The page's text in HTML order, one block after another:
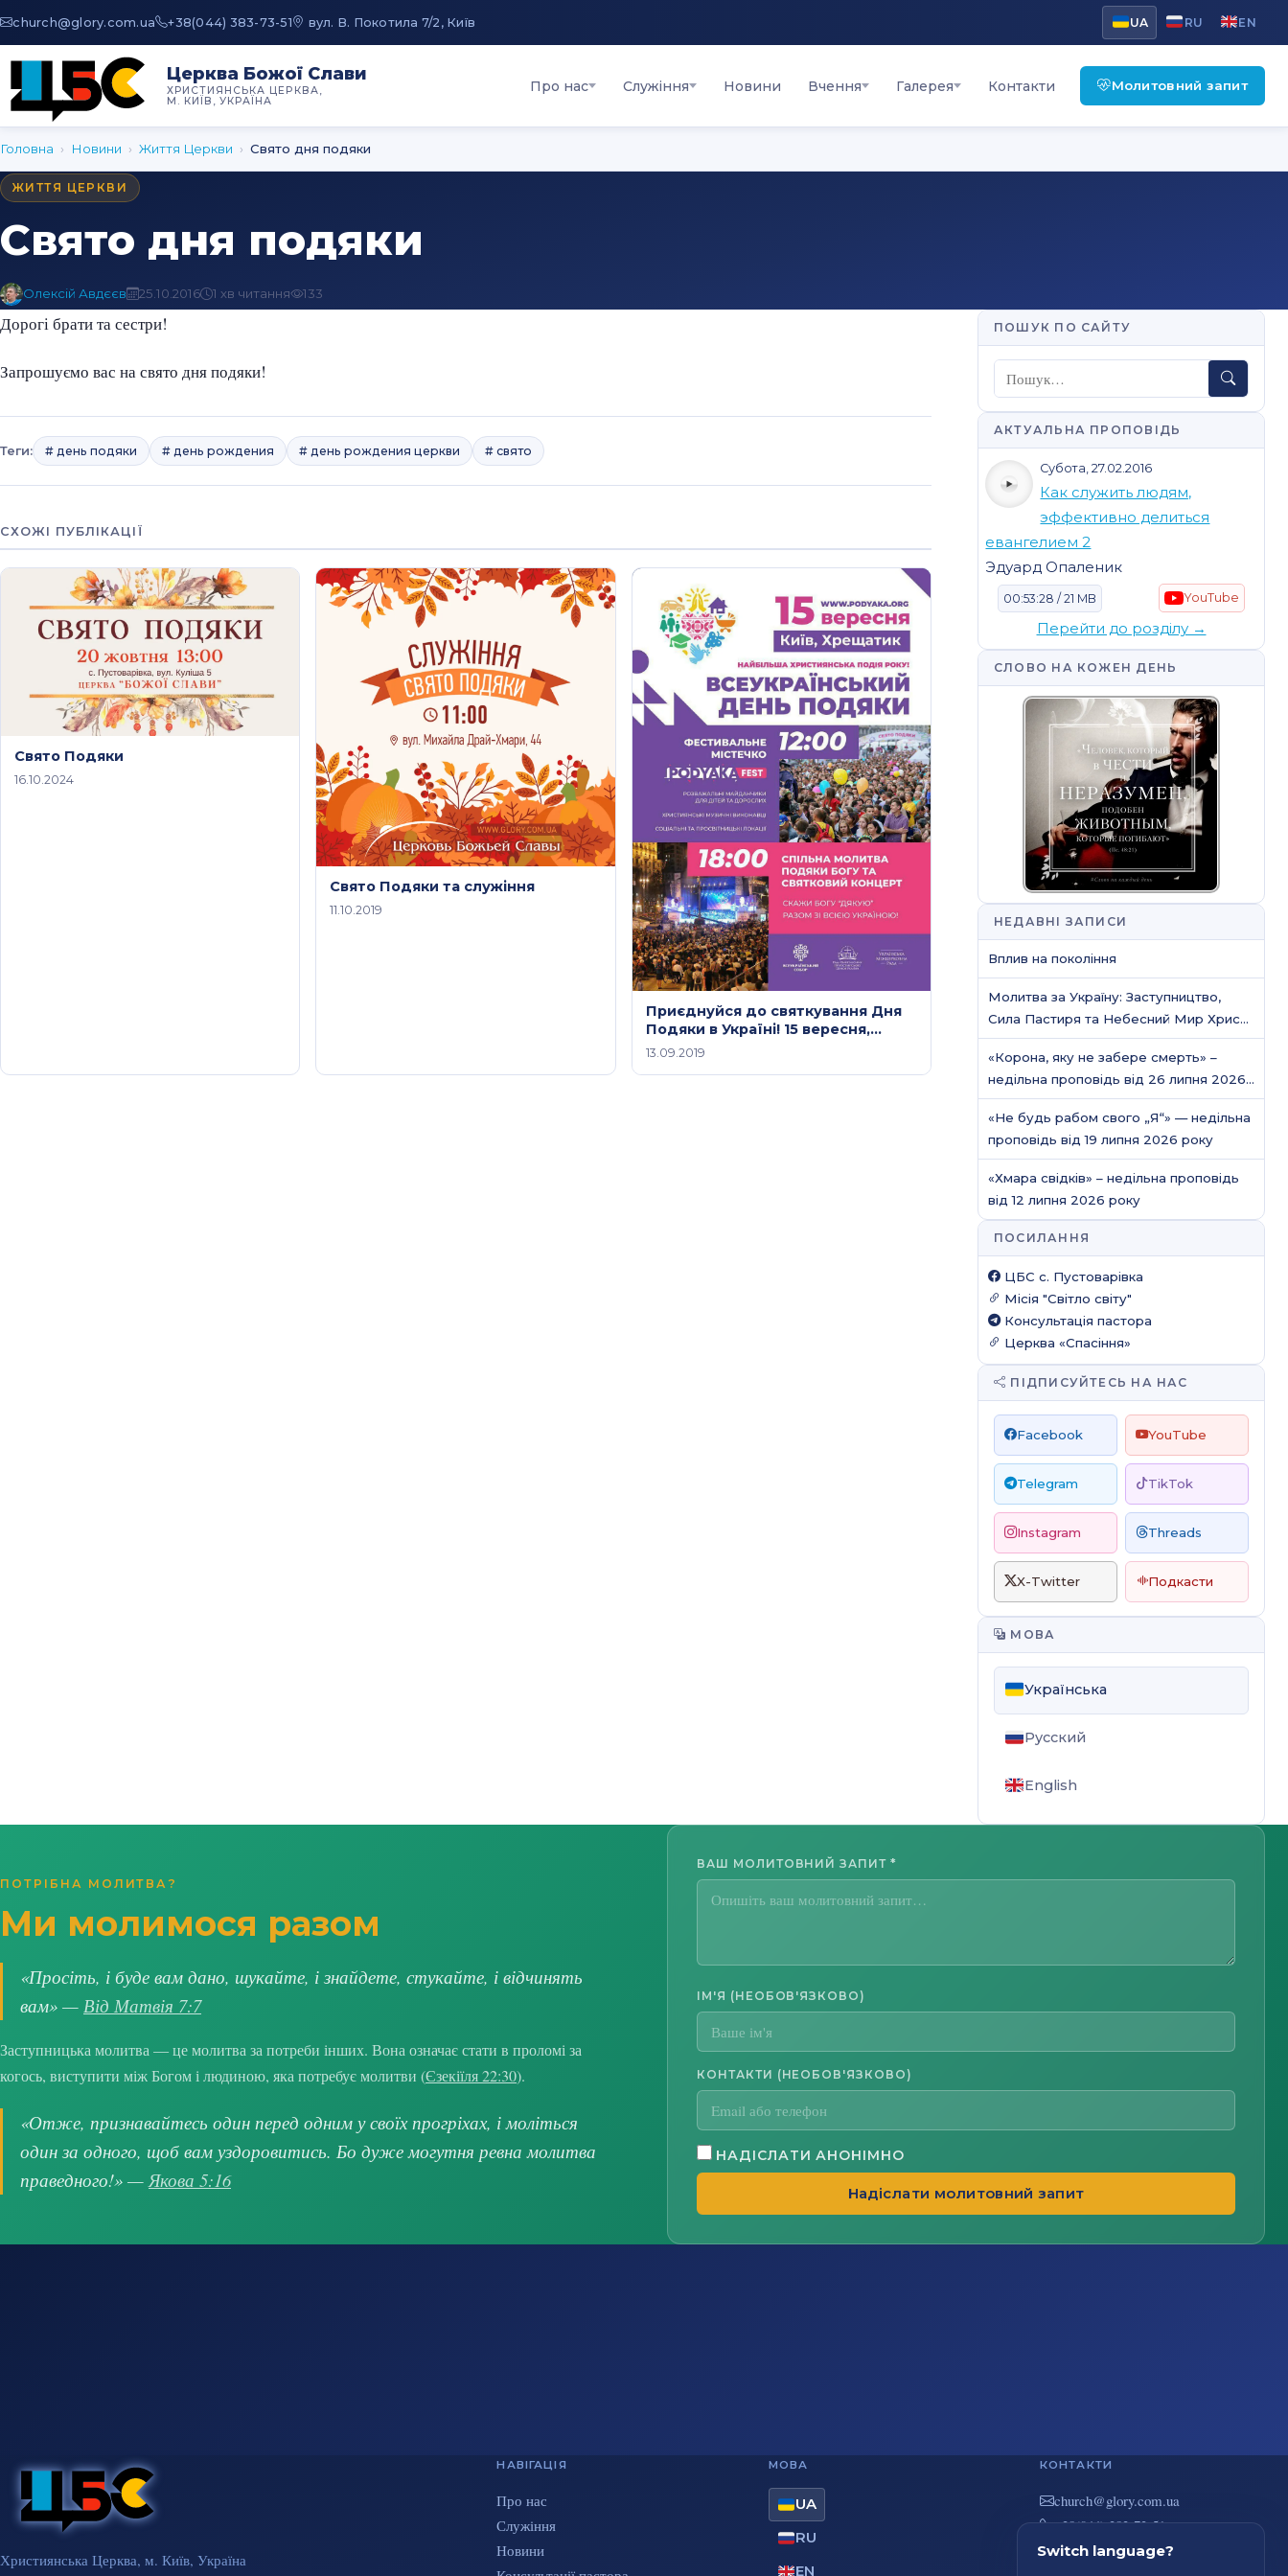
au.moc.yrolg@hcruhc +38(044) 383-73-51 вул. В. Покотила 7/2, Київ UA RU EN
Церква Божої Слави
ХРИСТИЯНСЬКА ЦЕРКВА,
М. КИЇВ, УКРАЇНА
Про нас Служіння Новини Вчення Галерея Контакти Молитовний запит
Головна › Новини › Життя Церкви › Свято дня подяки
ЖИТТЯ ЦЕРКВИ
Свято дня подяки
Олексій Авдєєв 25.10.2016 1 хв читання 133
Дорогі брати та сестри!
Запрошуємо вас на свято дня подяки!
Теги: # день подяки # день рождения # день рождения церкви # свято
СХОЖІ ПУБЛІКАЦІЇ
Свято Подяки
16.10.2024
Свято Подяки та служіння
11.10.2019
Приєднуйся до святкування Дня
Подяки в Україні! 15 вересня,
Хрещатик, Київ
13.09.2019
ПОШУК ПО САЙТУ
Пошук
АКТУАЛЬНА ПРОПОВІДЬ
Субота, 27.02.2016
Как служить людям,
эффективно делиться
евангелием 2
Эдуард Опаленик
00:53:28 / 21 MB YouTube
Перейти до розділу →
СЛОВО НА КОЖЕН ДЕНЬ
НЕДАВНІ ЗАПИСИ
Вплив на покоління
Молитва за Україну: Заступництво,
Сила Пастиря та Небесний Мир Христа
/ Молитовне служіння
«Корона, яку не забере смерть» –
недільна проповідь від 26 липня 2026
року
«Не будь рабом свого „Я“» — недільна
проповідь від 19 липня 2026 року
«Хмара свідків» – недільна проповідь
від 12 липня 2026 року
ПОСИЛАННЯ
ЦБС c. Пустоварівка
Місія "Світло світу"
Консультація пастора
Церква «Спасіння»
ПІДПИСУЙТЕСЬ НА НАС
Facebook YouTube
Telegram TikTok
Instagram Threads
X-Twitter Подкасти
МОВА
Українська
Русский
English
ПОТРІБНА МОЛИТВА?
Ми молимося разом
«Просіть, і буде вам дано, шукайте, і знайдете, стукайте, і відчинять
вам» — Від Матвія 7:7
Заступницька молитва — це молитва за потреби інших. Вона означає стати в проломі за
когось, виступити між Богом і людиною, яка потребує молитви (Єзекіїля 22:30).
«Отже, признавайтесь один перед одним у своїх прогріхах, і моліться
один за одного, щоб вам уздоровитись. Бо дуже могутня ревна молитва
праведного!» —Якова 5:16
ВАШ МОЛИТОВНИЙ ЗАПИТ *
ІМ'Я (НЕОБОВ'ЯЗКОВО)
КОНТАКТИ (НЕОБОВ'ЯЗКОВО)
НАДІСЛАТИ АНОНІМНО
Надіслати молитовний запит
Християнська Церква, м. Київ, Україна
НАВІГАЦІЯ
Про нас
Служіння
Новини
МОВА
UA
RU
EN
КОНТАКТИ
au.moc.yrolg@hcruhc
+38(044) 383-73-51
вул. В. Покотила 7/2, Київ
Switch language?